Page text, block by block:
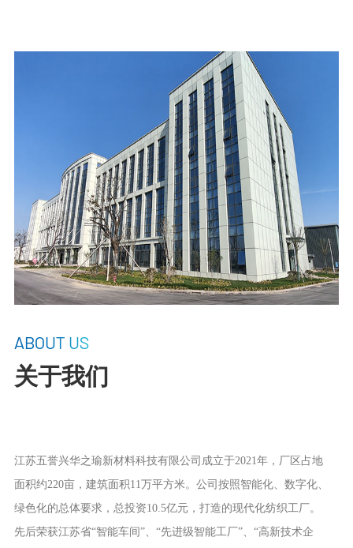
ABOUT US
关于我们
江苏五誉兴华之瑜新材料科技有限公司成立于2021年，厂区占地
面积约220亩，建筑面积11万平方米。公司按照智能化、数字化、
绿色化的总体要求，总投资10.5亿元，打造的现代化纺织工厂。
先后荣获江苏省“智能车间”、“先进级智能工厂”、“高新技术企